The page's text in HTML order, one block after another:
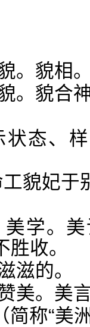
。貌相
。貌合
态、样
貌妃于
学。
胜收。
滋的。
美。美
称“美